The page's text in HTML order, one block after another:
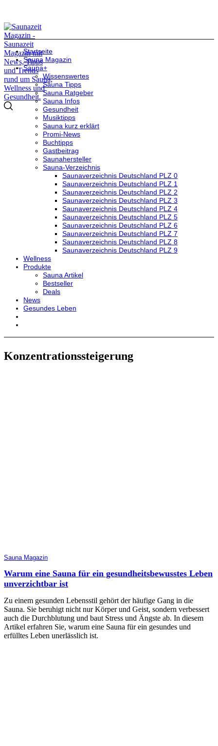
Startseite
Sauna Magazin
Sauna+
Wissenswertes
Sauna Tipps
Sauna Ratgeber
Sauna Infos
Gesundheit
Musiktipps
Sauna kurz erklärt
Promi-News
Buchtipps
Gastbeitrag
Saunahersteller
Sauna-Verzeichnis
Saunaverzeichnis Deutschland PLZ 0
Saunaverzeichnis Deutschland PLZ 1
Saunaverzeichnis Deutschland PLZ 2
Saunaverzeichnis Deutschland PLZ 3
Saunaverzeichnis Deutschland PLZ 4
Saunaverzeichnis Deutschland PLZ 5
Saunaverzeichnis Deutschland PLZ 6
Saunaverzeichnis Deutschland PLZ 7
Saunaverzeichnis Deutschland PLZ 8
Saunaverzeichnis Deutschland PLZ 9
Wellness
Produkte
Sauna Artikel
Bestseller
Deals
News
Gesundes Leben
Konzentrationssteigerung
Sauna Magazin
Warum eine Sauna für ein gesundheitsbewusstes Leben
unverzichtbar ist
Zu einem gesunden Lebensstil gehört der häufige Gang in die
Sauna. Sie beruhigt nicht nur Körper und Geist, sondern verbessert
auch die Durchblutung und baut Stress und Ängste ab. In diesem
Artikel erfahren Sie, warum eine Sauna für ein gesundes und
erfülltes Leben unerlässlich ist.